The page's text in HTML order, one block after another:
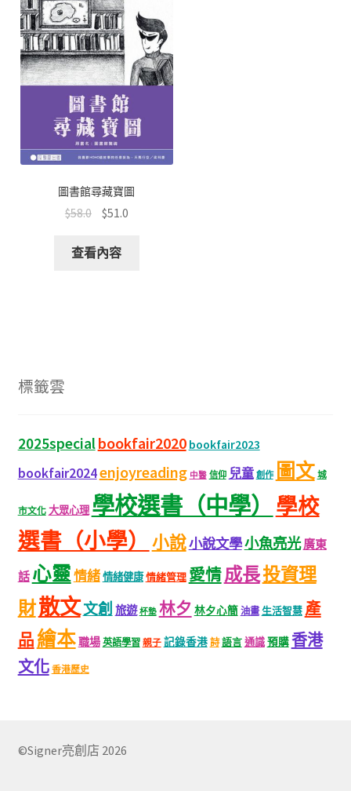
圖書館尋藏寶圖
$58.0 $51.0
查看內容
標籤雲
2025specialbookfair2020 bookfair2023
bookfair2024enjoyreading 中醫 信仰 兒童 創作 圖文 城
市文化 大眾心理 學校選書（中學）
學校
選書（小學）
小說小說文學小魚亮光廣東
話 心靈情緒情緒健康情緒管理 愛情成長投資理
財散文文創 旅遊 杯墊 林夕 林夕心簡 油畫 生活智慧產
品繪本職場 英語學習 親子 記錄香港 詩 語言通識預購香港
文化 香港歷史
©Signer亮創店 2026